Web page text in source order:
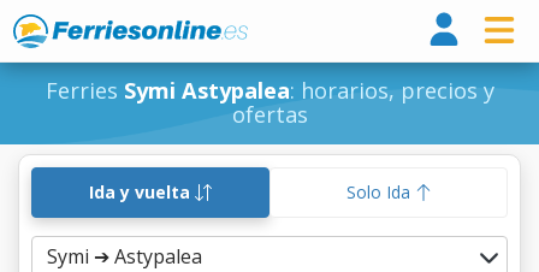
Ferries Symi Astypalea: horarios, precios y
ofertas
Ida y vuelta Solo Ida